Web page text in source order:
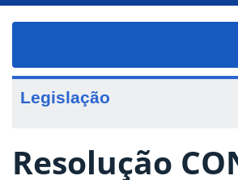
Legislação
Resolução